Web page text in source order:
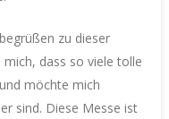
zu dieser
dass so viele tolle
möchte mich
sind. Diese Messe ist